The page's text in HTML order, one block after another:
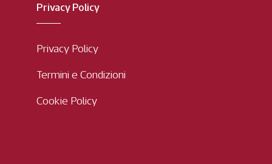
Privacy Policy
Privacy Policy
Termini e Condizioni
Cookie Policy